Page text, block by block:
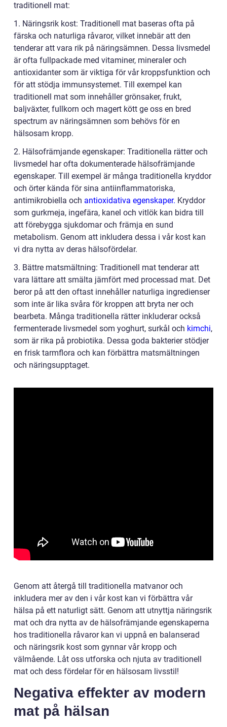
traditionell mat:
1. Näringsrik kost: Traditionell mat baseras ofta på
färska och naturliga råvaror, vilket innebär att den
tenderar att vara rik på näringsämnen. Dessa livsmedel
är ofta fullpackade med vitaminer, mineraler och
antioxidanter som är viktiga för vår kroppsfunktion och
för att stödja immunsystemet. Till exempel kan
traditionell mat som innehåller grönsaker, frukt,
baljväxter, fullkorn och magert kött ge oss en bred
spectrum av näringsämnen som behövs för en
hälsosam kropp.
2. Hälsofrämjande egenskaper: Traditionella rätter och
livsmedel har ofta dokumenterade hälsofrämjande
egenskaper. Till exempel är många traditionella kryddor
och örter kända för sina antiinflammatoriska,
antimikrobiella och antioxidativa egenskaper. Kryddor
som gurkmeja, ingefära, kanel och vitlök kan bidra till
att förebygga sjukdomar och främja en sund
metabolism. Genom att inkludera dessa i vår kost kan
vi dra nytta av deras hälsofördelar.
3. Bättre matsmältning: Traditionell mat tenderar att
vara lättare att smälta jämfört med processad mat. Det
beror på att den oftast innehåller naturliga ingredienser
som inte är lika svåra för kroppen att bryta ner och
bearbeta. Många traditionella rätter inkluderar också
fermenterade livsmedel som yoghurt, surkål och kimchi,
som är rika på probiotika. Dessa goda bakterier stödjer
en frisk tarmflora och kan förbättra matsmältningen
och näringsupptaget.
Genom att återgå till traditionella matvanor och
inkludera mer av den i vår kost kan vi förbättra vår
hälsa på ett naturligt sätt. Genom att utnyttja näringsrik
mat och dra nytta av de hälsofrämjande egenskaperna
hos traditionella råvaror kan vi uppnå en balanserad
och näringsrik kost som gynnar vår kropp och
välmående. Låt oss utforska och njuta av traditionell
mat och dess fördelar för en hälsosam livsstil!
Negativa effekter av modern
mat på hälsan